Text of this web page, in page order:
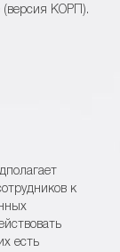
(версия КОРП).
к
есть